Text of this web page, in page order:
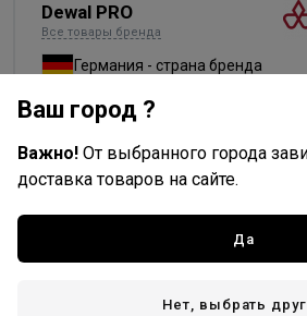
Dewal PRO
Все товары бренда
Германия - страна бренда
Китай - страна производства
Доставка
Стоимость и способы доставки будут
Ваш город ?
Важно! От выбранного города
доставка товаров на сайте.
Да
Нет, выбрать